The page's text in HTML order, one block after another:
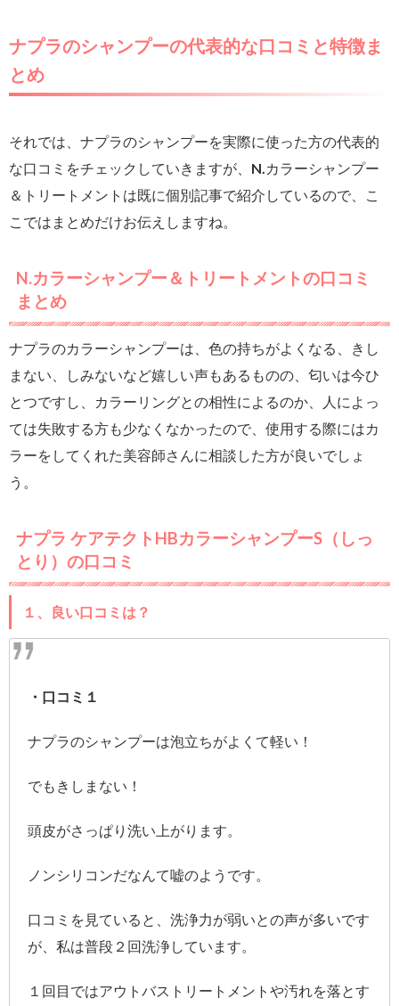
ナプラのシャンプーの代表的な口コミと特徴ま
とめ
それでは、ナプラのシャンプーを実際に使った方の代表的
な口コミをチェックしていきますが、N.カラーシャンプー
＆トリートメントは既に個別記事で紹介しているので、こ
こではまとめだけお伝えしますね。
N.カラーシャンプー＆トリートメントの口コミ
まとめ
ナプラのカラーシャンプーは、色の持ちがよくなる、きし
まない、しみないなど嬉しい声もあるものの、匂いは今ひ
とつですし、カラーリングとの相性によるのか、人によっ
ては失敗する方も少なくなかったので、使用する際にはカ
ラーをしてくれた美容師さんに相談した方が良いでしょ
う。
ナプラ ケアテクトHBカラーシャンプーS（しっ
とり）の口コミ
１、良い口コミは？
・口コミ１
ナプラのシャンプーは泡立ちがよくて軽い！
でもきしまない！
頭皮がさっぱり洗い上がります。
ノンシリコンだなんて嘘のようです。
口コミを見ていると、洗浄力が弱いとの声が多いです
が、私は普段２回洗浄しています。
１回目ではアウトバストリートメントや汚れを落とす